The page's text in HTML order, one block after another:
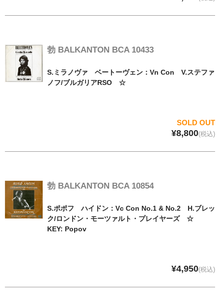
勃 BALKANTON BCA 10433
S.ミラノヴァ ベートーヴェン：Vn Con V.ステファ
ノフ/ブルガリアRSO ☆
SOLD OUT
¥8,800(税込)
勃 BALKANTON BCA 10854
S.ポポフ ハイドン：Vc Con No.1 & No.2 H.ブレッ
ク/ロンドン・モーツァルト・プレイヤーズ ☆
KEY: Popov
¥4,950(税込)